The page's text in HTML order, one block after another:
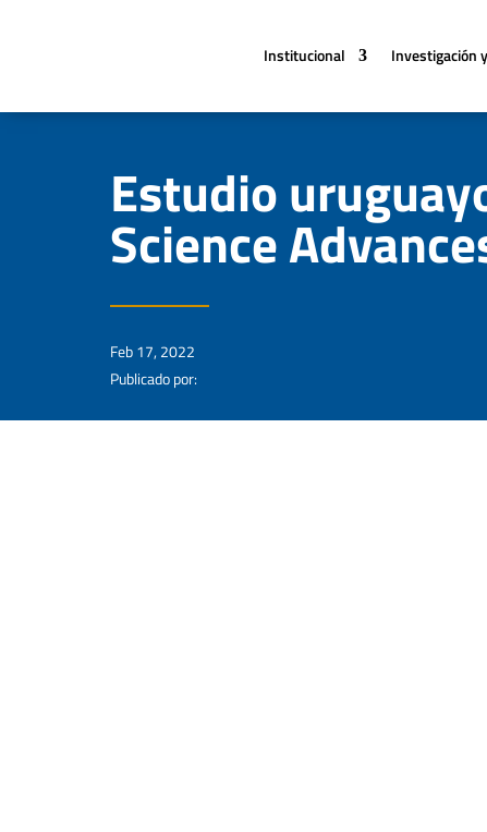
Institucional Investigación
Estudio
Science
Feb 17, 2022
Publicado por: